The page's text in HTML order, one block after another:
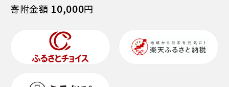
寄附金額 10,000円